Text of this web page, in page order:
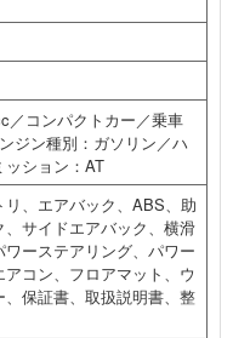
／コンパクトカー／乗車
ジン種別：ガソリン／ハ
ッション：AT
リ、エアバック、ABS、助
サイドエアバック、横滑
ワーステアリング、パワー
コン、フロアマット、ウ
、保証書、取扱説明書、整